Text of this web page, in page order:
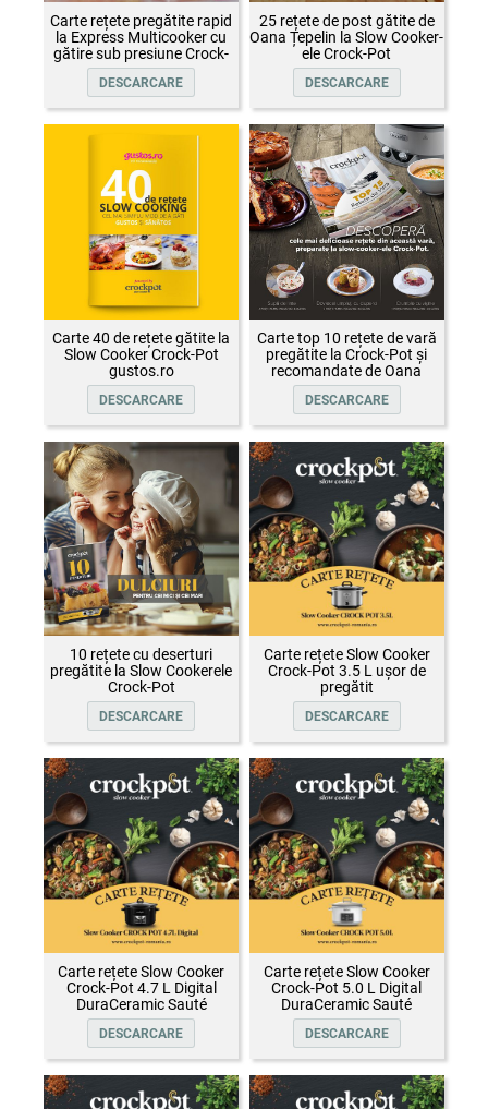
Carte rețete pregătite rapid
la Express Multicooker cu
gătire sub presiune Crock-
Pot
DESCARCARE
25 rețete de post gătite de
Oana Țepelin la Slow Cooker-
ele Crock-Pot
DESCARCARE
Carte 40 de rețete gătite la
Slow Cooker Crock-Pot
gustos.ro
DESCARCARE
Carte top 10 rețete de vară
pregătite la Crock-Pot și
recomandate de Oana
Țepelin
DESCARCARE
10 rețete cu deserturi
pregătite la Slow Cookerele
Crock-Pot
DESCARCARE
Carte rețete Slow Cooker
Crock-Pot 3.5 L ușor de
pregătit
DESCARCARE
Carte rețete Slow Cooker
Crock-Pot 4.7 L Digital
DuraCeramic Sauté
DESCARCARE
Carte rețete Slow Cooker
Crock-Pot 5.0 L Digital
DuraCeramic Sauté
DESCARCARE